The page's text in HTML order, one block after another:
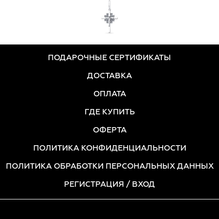
ПОДАРОЧНЫЕ СЕРТИФИКАТЫ
ДОСТАВКА
ОПЛАТА
ГДЕ КУПИТЬ
ОФЕРТА
ПОЛИТИКА КОНФИДЕНЦИАЛЬНОСТИ
ПОЛИТИКА ОБРАБОТКИ ПЕРСОНАЛЬНЫХ ДАННЫХ
РЕГИСТРАЦИЯ / ВХОД